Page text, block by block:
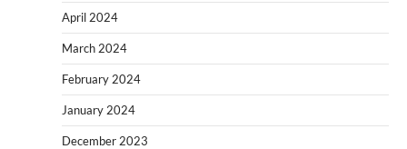
April 2024
March 2024
February 2024
January 2024
December 2023